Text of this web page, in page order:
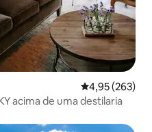
4,95 de uma
4,95 (263)
acima de uma destilaria